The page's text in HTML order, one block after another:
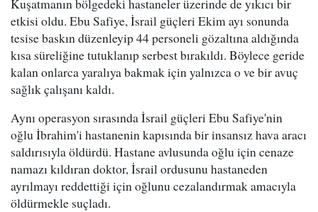
Kuşatmanın bölgedeki hastaneler üzerinde de yıkıcı bir
etkisi oldu. Ebu Safiye, İsrail güçleri Ekim ayı sonunda
tesise baskın düzenleyip 44 personeli gözaltına aldığında
kısa süreliğine tutuklanıp serbest bırakıldı. Böylece geride
kalan onlarca yaralıya bakmak için yalnızca o ve bir avuç
sağlık çalışanı kaldı.
Aynı operasyon sırasında İsrail güçleri Ebu Safiye'nin
oğlu İbrahim'i hastanenin kapısında bir insansız hava aracı
saldırısıyla öldürdü. Hastane avlusunda oğlu için cenaze
namazı kıldıran doktor, İsrail ordusunu hastaneden
ayrılmayı reddettiği için oğlunu cezalandırmak amacıyla
öldürmekle suçladı.